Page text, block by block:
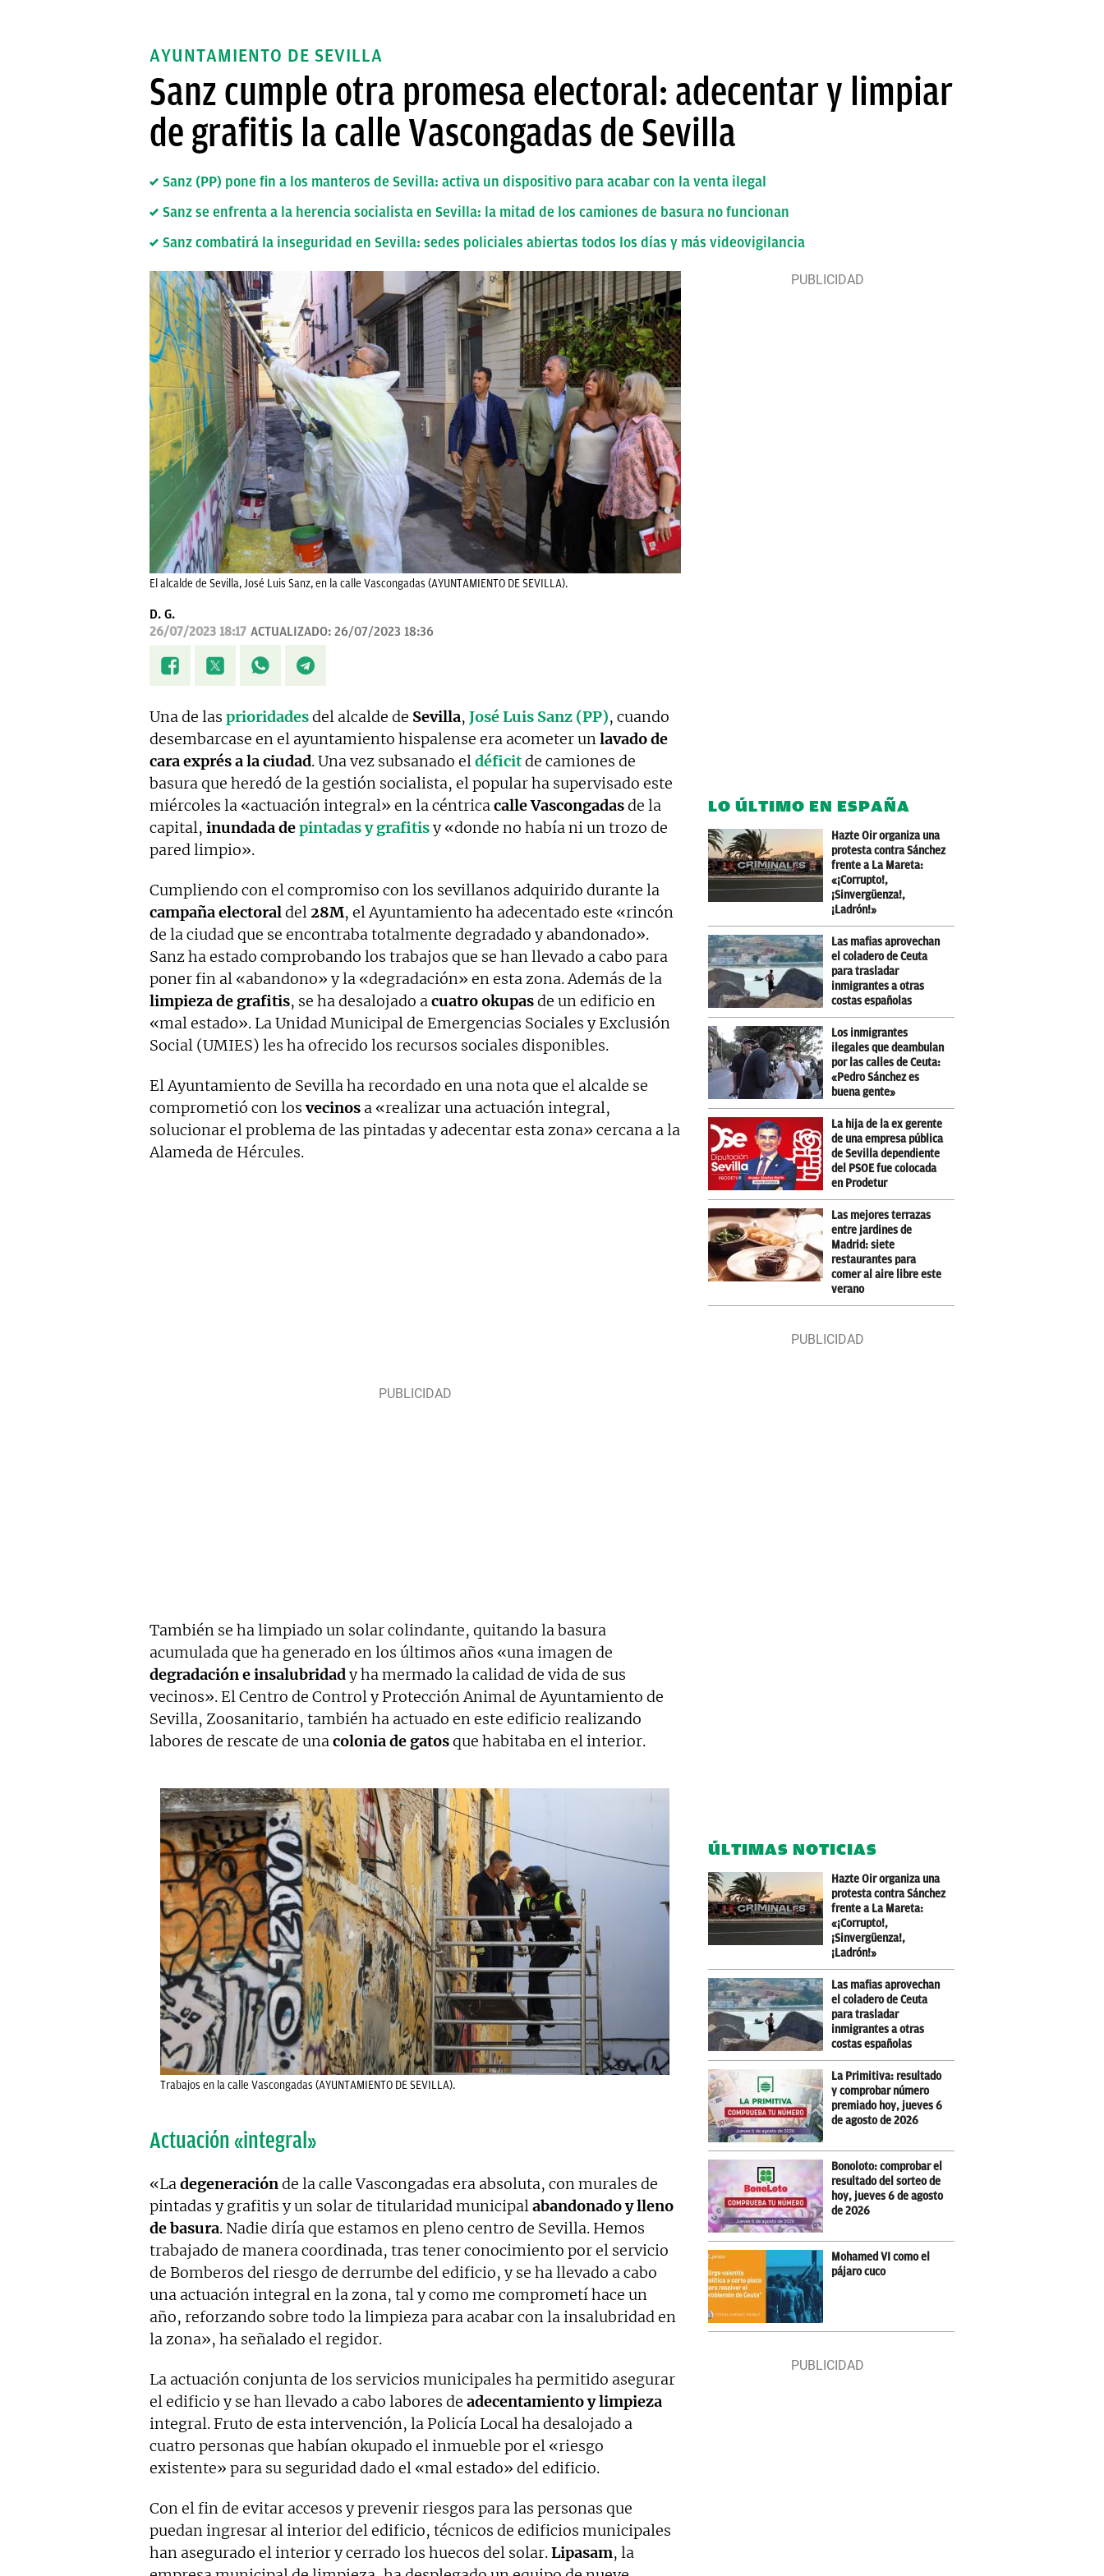
AYUNTAMIENTO DE SEVILLA
Sanz cumple otra promesa electoral: adecentar y limpiar
de grafitis la calle Vascongadas de Sevilla
Sanz (PP) pone fin a los manteros de Sevilla: activa un dispositivo para acabar con la venta ilegal
Sanz se enfrenta a la herencia socialista en Sevilla: la mitad de los camiones de basura no funcionan
Sanz combatirá la inseguridad en Sevilla: sedes policiales abiertas todos los días y más videovigilancia
El alcalde de Sevilla, José Luis Sanz, en la calle Vascongadas (AYUNTAMIENTO DE SEVILLA).
D. G.
26/07/2023 18:17 ACTUALIZADO: 26/07/2023 18:36
Una de las prioridadesdel alcalde de Sevilla, José Luis Sanz (PP), cuando
desembarcase en el ayuntamiento hispalense era acometer un lavado de
cara exprés a la ciudad. Una vez subsanado el déficitde camiones de
basura que heredó de la gestión socialista, el popular ha supervisado este
miércoles la «actuación integral» en la céntrica calle Vascongadasde la
capital, inundada depintadas y grafitisy «donde no había ni un trozo de
pared limpio».
Cumpliendo con el compromiso con los sevillanos adquirido durante la
campaña electoral del 28M, el Ayuntamiento ha adecentado este «rincón
de la ciudad que se encontraba totalmente degradado y abandonado».
Sanz ha estado comprobando los trabajos que se han llevado a cabo para
poner fin al «abandono» y la «degradación» en esta zona. Además de la
limpieza de grafitis, se ha desalojado a cuatro okupasde un edificio en
«mal estado». La Unidad Municipal de Emergencias Sociales y Exclusión
Social (UMIES) les ha ofrecido los recursos sociales disponibles.
El Ayuntamiento de Sevilla ha recordado en una nota que el alcalde se
comprometió con losvecinos a «realizar una actuación integral,
solucionar el problema de las pintadas y adecentar esta zona» cercana a la
Alameda de Hércules.
También se ha limpiado un solar colindante, quitando la basura
acumulada que ha generado en los últimos años «una imagen de
degradación e insalubridady ha mermado la calidad de vida de sus
vecinos». El Centro de Control y Protección Animal de Ayuntamiento de
Sevilla, Zoosanitario, también ha actuado en este edificio realizando
labores de rescate de unacolonia de gatosque habitaba en el interior.
Trabajos en la calle Vascongadas (AYUNTAMIENTO DE SEVILLA).
Actuación «integral»
«Ladegeneraciónde la calle Vascongadas era absoluta, con murales de
pintadas y grafitis y un solar de titularidad municipalabandonado y lleno
de basura. Nadie diría que estamos en pleno centro de Sevilla. Hemos
trabajado de manera coordinada, tras tener conocimiento por el servicio
de Bomberos del riesgo de derrumbe del edificio, y se ha llevado a cabo
una actuación integral en la zona, tal y como me comprometí hace un
año, reforzando sobre todo la limpieza para acabar con la insalubridad en
la zona», ha señalado el regidor.
La actuación conjunta de los servicios municipales ha permitido asegurar
el edificio y se han llevado a cabo labores de adecentamiento y limpieza
integral. Fruto de esta intervención, la Policía Local ha desalojado a
cuatro personas que habían okupado el inmueble por el «riesgo
existente» para su seguridad dado el «mal estado» del edificio.
Con el fin de evitar accesos y prevenir riesgos para las personas que
puedan ingresar al interior del edificio, técnicos de edificios municipales
han asegurado el interior y cerrado los huecos del solar.Lipasam, la
LO ÚLTIMO EN ESPAÑA
Hazte Oir organiza una
protesta contra Sánchez
frente a La Mareta:
«¡Corrupto!,
¡Sinvergüenza!,
¡Ladrón!»
Las mafias aprovechan
el coladero de Ceuta
para trasladar
inmigrantes a otras
costas españolas
Los inmigrantes
ilegales que deambulan
por las calles de Ceuta:
«Pedro Sánchez es
buena gente»
La hija de la ex gerente
de una empresa pública
de Sevilla dependiente
del PSOE fue colocada
en Prodetur
Las mejores terrazas
entre jardines de
Madrid: siete
restaurantes para
comer al aire libre este
verano
ÚLTIMAS NOTICIAS
Hazte Oir organiza una
protesta contra Sánchez
frente a La Mareta:
«¡Corrupto!,
¡Sinvergüenza!,
¡Ladrón!»
Las mafias aprovechan
el coladero de Ceuta
para trasladar
inmigrantes a otras
costas españolas
La Primitiva: resultado
y comprobar número
premiado hoy, jueves 6
de agosto de 2026
Bonoloto: comprobar el
resultado del sorteo de
hoy, jueves 6 de agosto
de 2026
Mohamed VI como el
pájaro cuco